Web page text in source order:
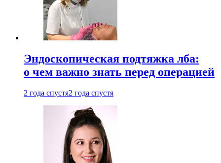
Эндоскопическая подтяжка лба:
о чем важно знать перед операцией
2 года спустя2 года спустя